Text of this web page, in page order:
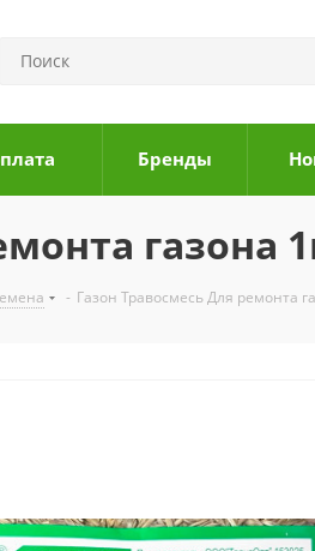
Бренды
газона
- Газон Травосмесь Для ремонта